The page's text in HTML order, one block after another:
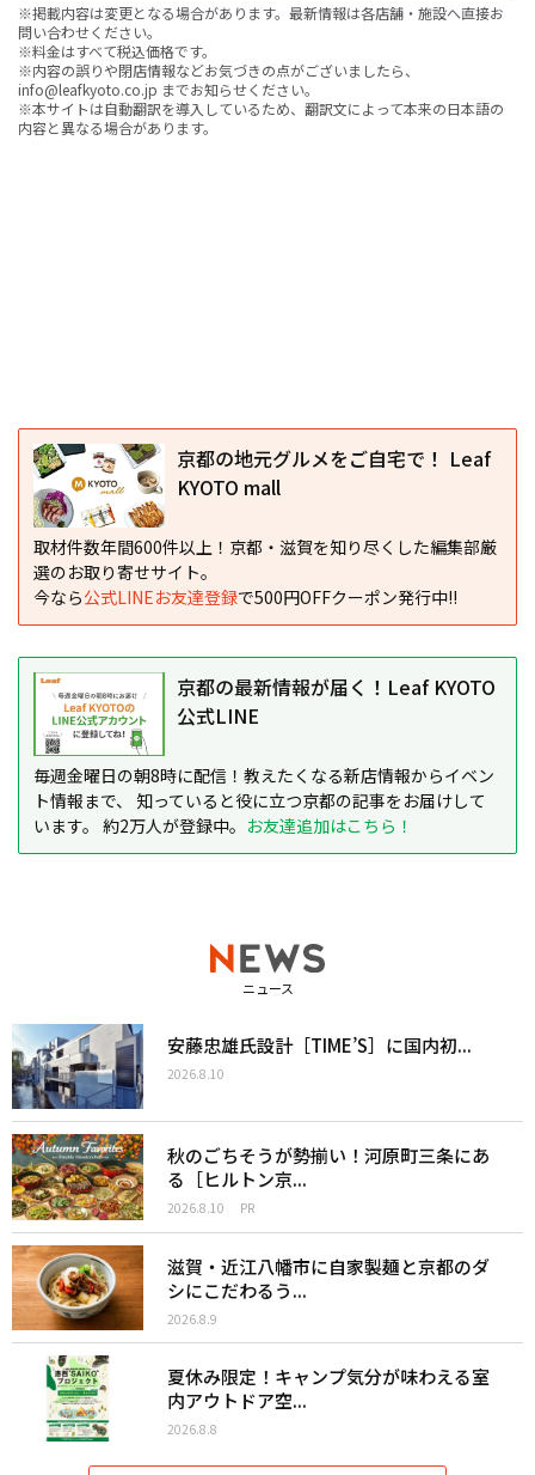
※掲載内容は変更となる場合があります。最新情報は各店舗・施設へ直接お
問い合わせください。
※料金はすべて税込価格です。
※内容の誤りや閉店情報などお気づきの点がございましたら、
info@leafkyoto.co.jp までお知らせください。
※本サイトは自動翻訳を導入しているため、翻訳文によって本来の日本語の
内容と異なる場合があります。
京都の地元グルメをご自宅で！ Leaf
KYOTO mall
取材件数年間600件以上！京都・滋賀を知り尽くした編集部厳
選のお取り寄せサイト。
今なら公式LINEお友達登録で500円OFFクーポン発行中!!
京都の最新情報が届く！Leaf KYOTO
公式LINE
毎週金曜日の朝8時に配信！教えたくなる新店情報からイベン
ト情報まで、 知っていると役に立つ京都の記事をお届けして
います。 約2万人が登録中。 お友達追加はこちら！
ニュース
安藤忠雄氏設計［TIME’S］に国内初...
2026.8.10
秋のごちそうが勢揃い！河原町三条にあ
る［ヒルトン京...
2026.8.10 PR
滋賀・近江八幡市に自家製麺と京都のダ
シにこだわるう...
2026.8.9
夏休み限定！キャンプ気分が味わえる室
内アウトドア空...
2026.8.8